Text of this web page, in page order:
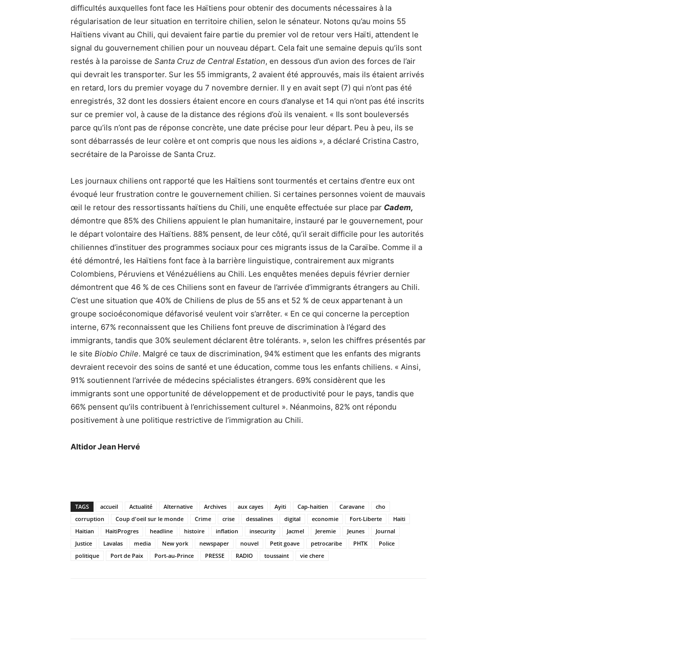
difficultés auxquelles font face les Haïtiens pour obtenir des documents nécessaires à la
régularisation de leur situation en territoire chilien, selon le sénateur. Notons qu’au moins 55
Haïtiens vivant au Chili, qui devaient faire partie du premier vol de retour vers Haïti, attendent le
signal du gouvernement chilien pour un nouveau départ. Cela fait une semaine depuis qu’ils sont
restés à la paroisse de Santa Cruz de Central Estation, en dessous d’un avion des forces de l’air
qui devrait les transporter. Sur les 55 immigrants, 2 avaient été approuvés, mais ils étaient arrivés
en retard, lors du premier voyage du 7 novembre dernier. Il y en avait sept (7) qui n’ont pas été
enregistrés, 32 dont les dossiers étaient encore en cours d’analyse et 14 qui n’ont pas été inscrits
sur ce premier vol, à cause de la distance des régions d’où ils venaient. « Ils sont bouleversés
parce qu’ils n’ont pas de réponse concrète, une date précise pour leur départ. Peu à peu, ils se
sont débarrassés de leur colère et ont compris que nous les aidions », a déclaré Cristina Castro,
secrétaire de la Paroisse de Santa Cruz.
Les journaux chiliens ont rapporté que les Haïtiens sont tourmentés et certains d’entre eux ont
évoqué leur frustration contre le gouvernement chilien. Si certaines personnes voient de mauvais
œil le retour des ressortissants haïtiens du Chili, une enquête effectuée sur place par Cadem,
démontre que 85% des Chiliens appuient le plan humanitaire, instauré par le gouvernement, pour
le départ volontaire des Haïtiens. 88% pensent, de leur côté, qu’il serait difficile pour les autorités
chiliennes d’instituer des programmes sociaux pour ces migrants issus de la Caraïbe. Comme il a
été démontré, les Haïtiens font face à la barrière linguistique, contrairement aux migrants
Colombiens, Péruviens et Vénézuéliens au Chili. Les enquêtes menées depuis février dernier
démontrent que 46 % de ces Chiliens sont en faveur de l’arrivée d’immigrants étrangers au Chili.
C’est une situation que 40% de Chiliens de plus de 55 ans et 52 % de ceux appartenant à un
groupe socioéconomique défavorisé veulent voir s’arrêter. « En ce qui concerne la perception
interne, 67% reconnaissent que les Chiliens font preuve de discrimination à l’égard des
immigrants, tandis que 30% seulement déclarent être tolérants. », selon les chiffres présentés par
le site Biobio Chile. Malgré ce taux de discrimination, 94% estiment que les enfants des migrants
devraient recevoir des soins de santé et une éducation, comme tous les enfants chiliens. « Ainsi,
91% soutiennent l’arrivée de médecins spécialistes étrangers. 69% considèrent que les
immigrants sont une opportunité de développement et de productivité pour le pays, tandis que
66% pensent qu’ils contribuent à l’enrichissement culturel ». Néanmoins, 82% ont répondu
positivement à une politique restrictive de l’immigration au Chili.
Altidor Jean Hervé
TAGS accueil Actualité Alternative Archives aux cayes Ayiti Cap-haitien Caravane
cho
corruption
Coup d'oeil sur le monde Crime crise dessalines digital economie Fort-Liberte
Haiti
Haitian
HaitiProgres headline histoire inflation insecurity Jacmel Jeremie Jeunes
Journal
Justice
Lavalas media New york newspaper nouvel Petit goave petrocaribe PHTK
Police
politique
Port de Paix Port-au-Prince PRESSE RADIO toussaint vie chere